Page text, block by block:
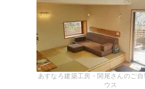
あすなろ建築工房・関尾さんのご
ウス